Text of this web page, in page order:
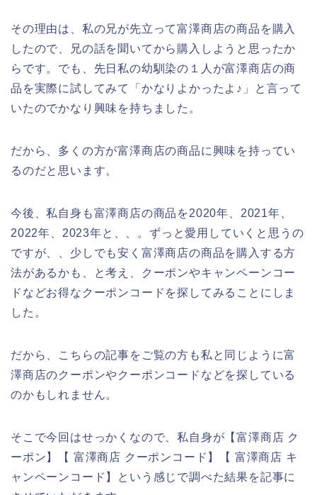
その理由は、私の兄が先立って富澤商店の商品を購入
したので、兄の話を聞いてから購入しようと思ったか
らです。でも、先日私の幼馴染の１人が富澤商店の商
品を実際に試してみて「かなりよかったよ♪」と言って
いたのでかなり興味を持ちました。
だから、多くの方が富澤商店の商品に興味を持ってい
るのだと思います。
今後、私自身も富澤商店の商品を2020年、2021年、
2022年、2023年と、、。ずっと愛用していくと思うの
ですが、、少しでも安く富澤商店の商品を購入する方
法があるかも、と考え、クーポンやキャンペーンコー
ドなどお得なクーポンコードを探してみることにしま
した。
だから、こちらの記事をご覧の方も私と同じように富
澤商店のクーポンやクーポンコードなどを探している
のかもしれません。
そこで今回はせっかくなので、私自身が【富澤商店 ク
ーポン】【 富澤商店 クーポンコード】【 富澤商店 キ
ャンペーンコード】という感じで調べた結果を記事に